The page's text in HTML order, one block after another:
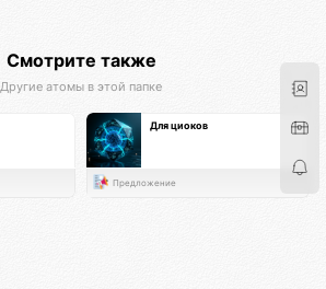
Смотрите также
Другие атомы в этой папке
Для циоков
Предложение